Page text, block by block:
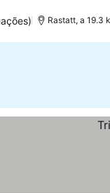
Rastatt, a 19.3